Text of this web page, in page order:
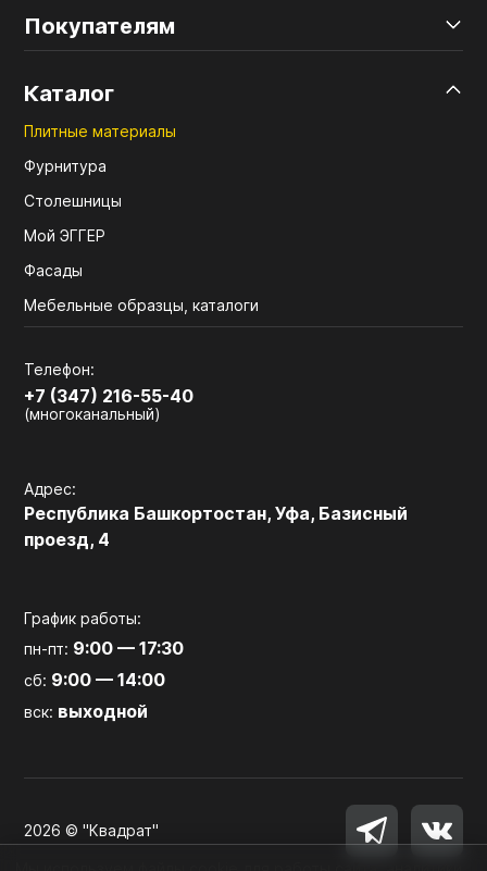
Покупателям
Каталог
Плитные материалы
Фурнитура
Столешницы
Мой ЭГГЕР
Фасады
Мебельные образцы, каталоги
Телефон:
+7 (347) 216-55-40
(многоканальный)
Адрес:
Республика Башкортостан, Уфа, Базисный
проезд, 4
График работы:
пн-пт: 9:00 — 17:30
сб: 9:00 — 14:00
вск: выходной
2026 © "Квадрат"